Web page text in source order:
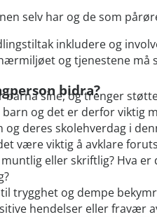
selv har og de som
inkludere og
og tjenestene
bidra?
sine, og trenger
og det er derfor viktig
og deres skolehverdag i
være viktig å avklare
eller skriftlig? Hva
trygghet og dempe
hendelser eller fravær